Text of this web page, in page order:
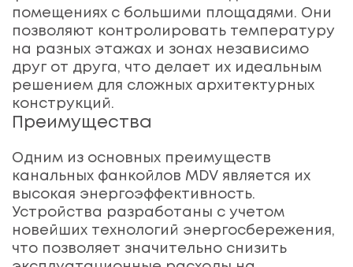
помещениях с большими площадями. Они
позволяют контролировать температуру
на разных этажах и зонах независимо
друг от друга, что делает их идеальным
решением для сложных архитектурных
конструкций.
Преимущества
Одним из основных преимуществ
канальных фанкойлов MDV является их
высокая энергоэффективность.
Устройства разработаны с учетом
новейших технологий энергосбережения,
что позволяет значительно снизить